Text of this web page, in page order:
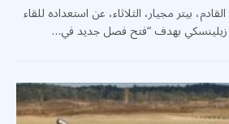
بيتر مجيار، الثلاثاء، عن استعداده للقاء
زيلينسكي بهدف “فتح فصل جديد في…